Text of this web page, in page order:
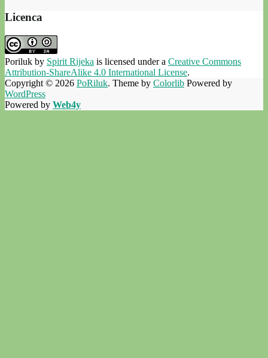
Licenca
Poriluk by Spirit Rijeka is licensed under a Creative Commons
Attribution-ShareAlike 4.0 International License.
Copyright © 2026 PoRiluk. Theme by Colorlib Powered by
WordPress
Powered by Web4y